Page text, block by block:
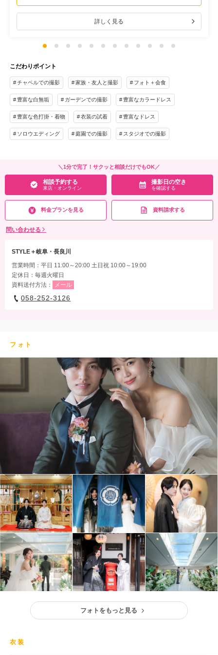
詳しく見る
こだわりポイント
チャペルでの撮影 家族・友人と撮影 フォト＋会食
豊富な白無垢 ガーデンでの撮影 豊富なカラードレス
豊富な色打掛・着物 衣装の試着 豊富なドレス
ソロウエディング 庭園での撮影 スタジオでの撮影
＼1分で完了！サクッと相談だけでもOK／
相談予約する
来店・オンライン
撮影日の空き
を確認する
料金プランを見る 資料請求する
問い合わせる
STYLE＋岐阜・長良川
営業時間：平日 11:00～20:00 土日祝 10:00～19:00
定休日：毎週火曜日
資料送付方法：
メール
058-252-3126
フォト
フォトをもっと見る
衣装